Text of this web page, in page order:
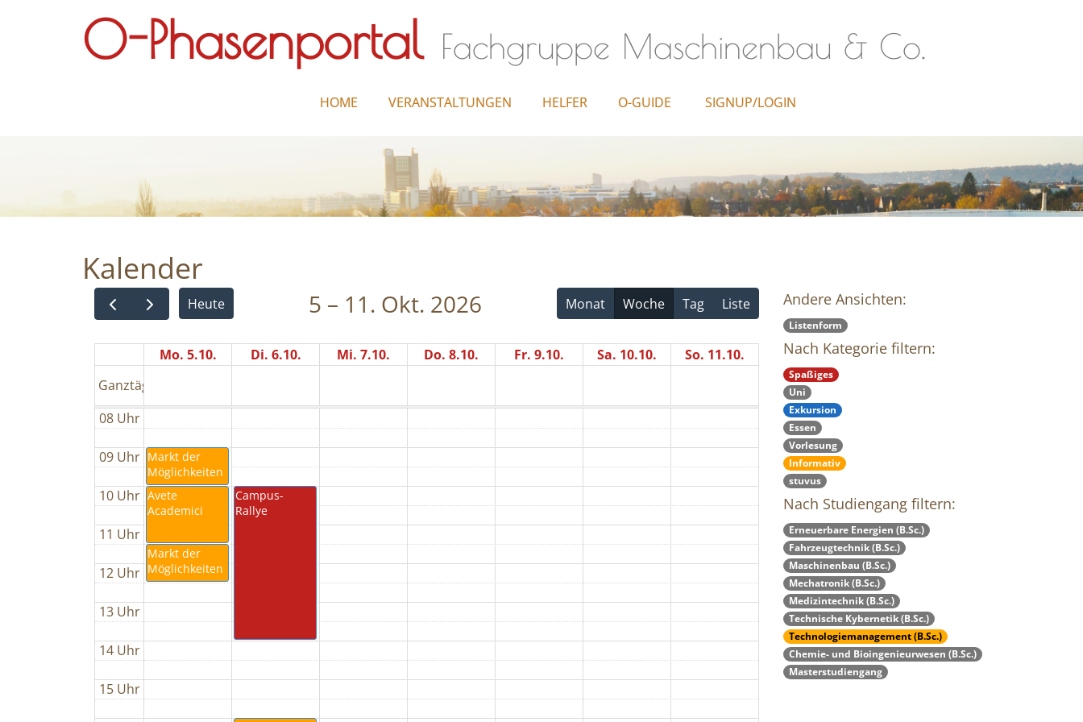
O-Phasenportal Fachgruppe Maschinenbau & Co.
HOME VERANSTALTUNGEN HELFER O-GUIDE SIGNUP/LOGIN
Kalender
Heute 5 – 11. Okt. 2026 Monat Woche Tag Liste
Mo. 5.10. Di. 6.10. Mi. 7.10. Do. 8.10. Fr. 9.10. Sa. 10.10.
So. 11.10.
Ganztägig
08 Uhr
09 Uhr
10 Uhr
11 Uhr
12 Uhr
13 Uhr
14 Uhr
15 Uhr
Markt der
Möglichkeiten
Avete
Academici
Markt der
Möglichkeiten
Campus-
Rallye
Andere Ansichten:
Listenform
Nach Kategorie filtern:
Spaßiges
Uni
Exkursion
Essen
Vorlesung
Informativ
stuvus
Nach Studiengang filtern:
Erneuerbare Energien (B.Sc.)
Fahrzeugtechnik (B.Sc.)
Maschinenbau (B.Sc.)
Mechatronik (B.Sc.)
Medizintechnik (B.Sc.)
Technische Kybernetik (B.Sc.)
Technologiemanagement (B.Sc.)
Chemie- und Bioingenieurwesen (B.Sc.)
Masterstudiengang